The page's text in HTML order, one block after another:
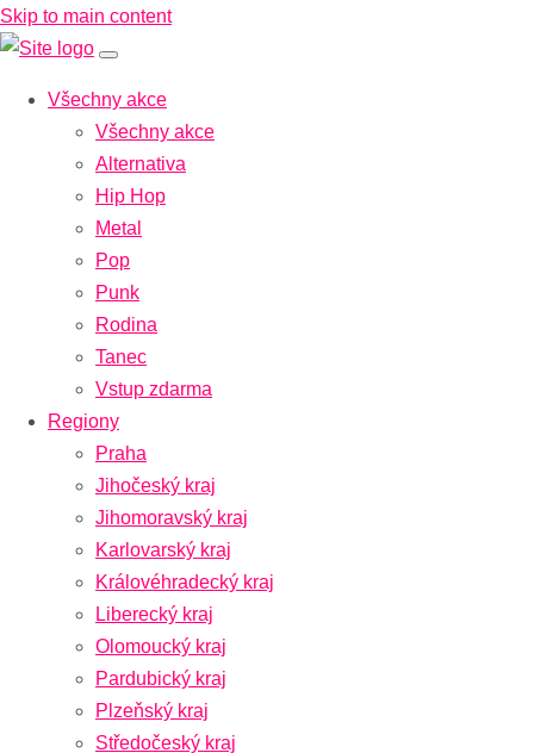
Skip to main content
Všechny akce
Všechny akce
Alternativa
Hip Hop
Metal
Pop
Punk
Rodina
Tanec
Vstup zdarma
Regiony
Praha
Jihočeský kraj
Jihomoravský kraj
Karlovarský kraj
Královéhradecký kraj
Liberecký kraj
Olomoucký kraj
Pardubický kraj
Plzeňský kraj
Středočeský kraj